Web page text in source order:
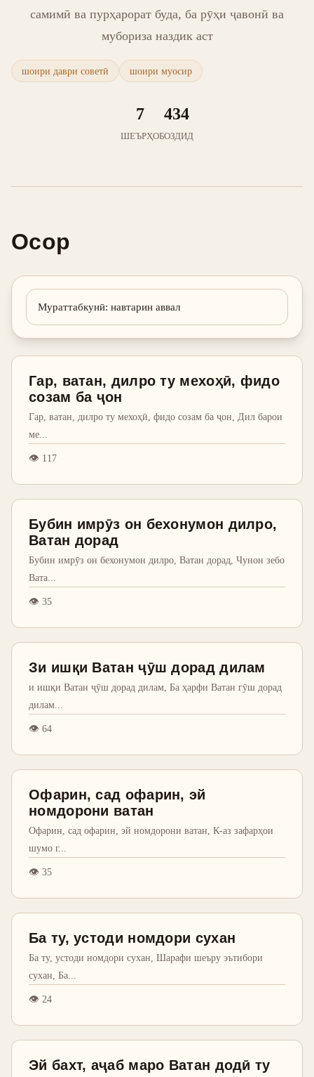
самимӣ ва пурҳарорат буда, ба рӯҳи ҷавонӣ ва
мубориза наздик аст
шоири даври советӣ шоири муосир
7
ШЕЪРҲО
434
БОЗДИД
Осор
Мураттабкунӣ: навтарин аввал
Гар, ватан, дилро ту мехоҳӣ, фидо
созам ба ҷон
Гар, ватан, дилро ту мехоҳӣ, фидо созам ба ҷон, Дил барои
ме
👁 117
Бубин имрӯз он бехонумон дилро,
Ватан дорад
Бубин имрӯз он бехонумон дилро, Ватан дорад, Чунон зебо
Вата
👁 35
Зи ишқи Ватан ҷӯш дорад дилам
и ишқи Ватан ҷӯш дорад дилам, Ба ҳарфи Ватан гӯш дорад
дилам
👁 64
Офарин, сад офарин, эй
номдорони ватан
Офарин, сад офарин, эй номдорони ватан, К-аз зафарҳои
шумо г...
👁 35
Ба ту, устоди номдори сухан
Ба ту, устоди номдори сухан, Шарафи шеъру эътибори
сухан, Ба
👁 24
Эй бахт, аҷаб маро Ватан додӣ ту